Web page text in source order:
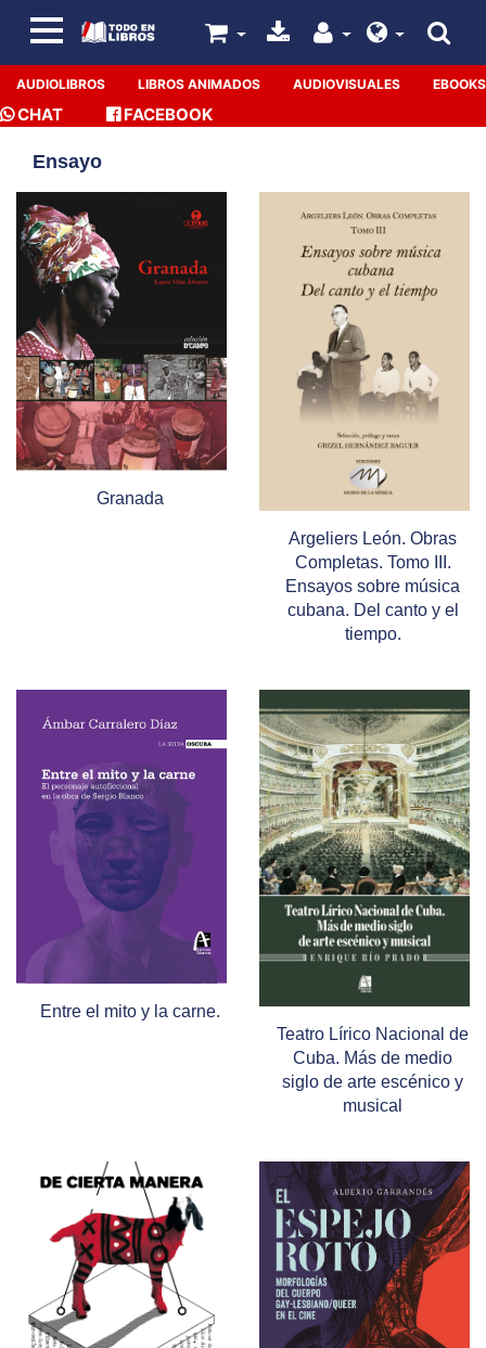
AUDIOLIBROS LIBROS ANIMADOS AUDIOVISUALES EBOOKS
CHAT FACEBOOK
Ensayo
Granada
Argeliers León. Obras
Completas. Tomo III.
Ensayos sobre música
cubana. Del canto y el
tiempo.
Entre el mito y la carne.
Teatro Lírico Nacional de
Cuba. Más de medio
siglo de arte escénico y
musical